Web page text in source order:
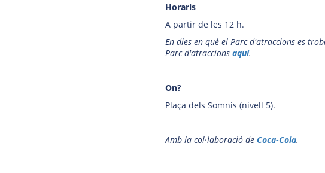
Horaris
A partir de les 12 h.
En dies en què el Parc d'atraccions es
Parc d'atraccionsaquí.
On?
Plaça dels Somnis (nivell 5).
Amb la col·laboració de Coca-Cola.